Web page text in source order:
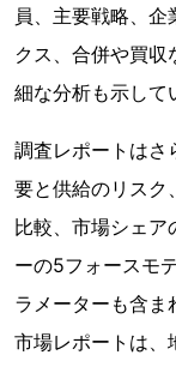
員、主要戦略、
クス、合併や買
細な分析も示して
調査レポートはさ
要と供給のリスク
比較、市場シェア
ーの5フォースモ
ラメーターも含ま
市場レポートは、